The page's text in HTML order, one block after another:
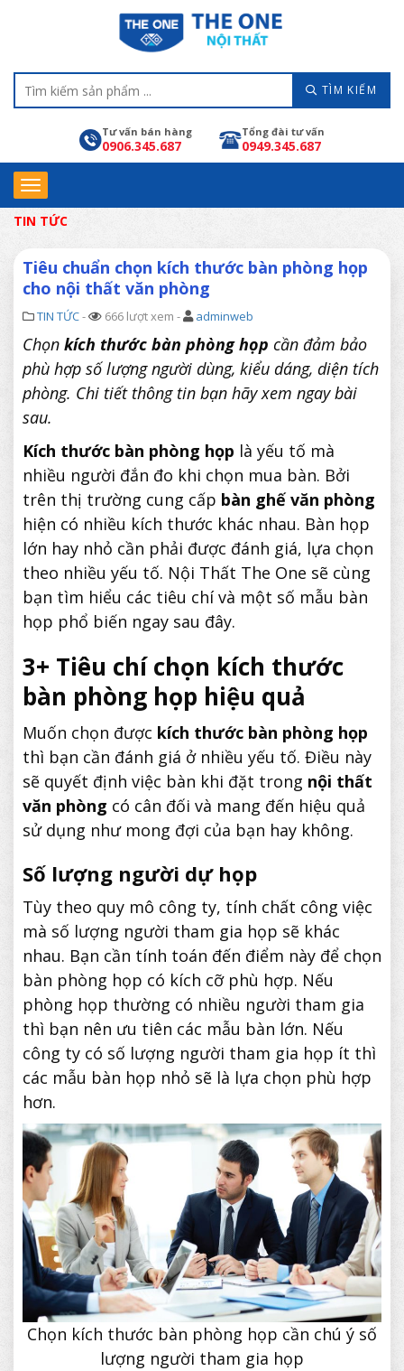
TÌM KIẾM
Tư vấn bán hàng
0906.345.687
Tổng đài tư vấn
0949.345.687
TIN TỨC
Tiêu chuẩn chọn kích thước bàn phòng họp
cho nội thất văn phòng
TIN TỨC- 666 lượt xem - adminweb
Chọn kích thước bàn phòng họp cần đảm bảo
phù hợp số lượng người dùng, kiểu dáng, diện tích
phòng. Chi tiết thông tin bạn hãy xem ngay bài
sau.
Kích thước bàn phòng họp là yếu tố mà
nhiều người đắn đo khi chọn mua bàn. Bởi
trên thị trường cung cấp bàn ghế văn phòng
hiện có nhiều kích thước khác nhau. Bàn họp
lớn hay nhỏ cần phải được đánh giá, lựa chọn
theo nhiều yếu tố. Nội Thất The One sẽ cùng
bạn tìm hiểu các tiêu chí và một số mẫu bàn
họp phổ biến ngay sau đây.
3+ Tiêu chí chọn kích thước
bàn phòng họp hiệu quả
Muốn chọn được kích thước bàn phòng họp
thì bạn cần đánh giá ở nhiều yếu tố. Điều này
sẽ quyết định việc bàn khi đặt trong nội thất
văn phòng có cân đối và mang đến hiệu quả
sử dụng như mong đợi của bạn hay không.
Số lượng người dự họp
Tùy theo quy mô công ty, tính chất công việc
mà số lượng người tham gia họp sẽ khác
nhau. Bạn cần tính toán đến điểm này để chọn
bàn phòng họp có kích cỡ phù hợp. Nếu
phòng họp thường có nhiều người tham gia
thì bạn nên ưu tiên các mẫu bàn lớn. Nếu
công ty có số lượng người tham gia họp ít thì
các mẫu bàn họp nhỏ sẽ là lựa chọn phù hợp
hơn.
Chọn kích thước bàn phòng họp cần chú ý số
lượng người tham gia họp